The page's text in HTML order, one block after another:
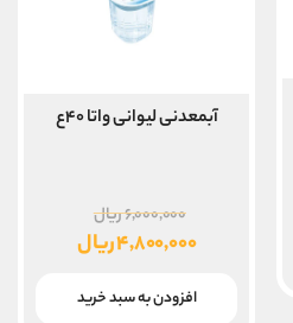
آبمعدنی لیوانی واتا ۴۰ع
۶,۰۰۰,۰۰۰ریال
اصلی
بود.
۴,۸۰۰,۰۰۰ریال
فعلی
افزودن به سبد خرید